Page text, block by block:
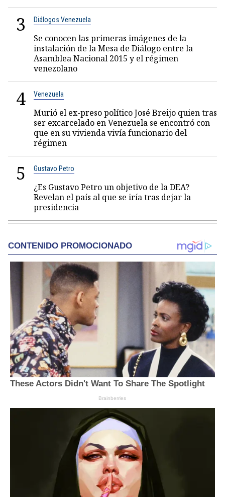
3 Diálogos Venezuela
Se conocen las primeras imágenes de la
instalación de la Mesa de Diálogo entre la
Asamblea Nacional 2015 y el régimen
venezolano
4 Venezuela
Murió el ex-preso político José Breijo quien tras
ser excarcelado en Venezuela se encontró con
que en su vivienda vivía funcionario del
régimen
5 Gustavo Petro
¿Es Gustavo Petro un objetivo de la DEA?
Revelan el país al que se iría tras dejar la
presidencia